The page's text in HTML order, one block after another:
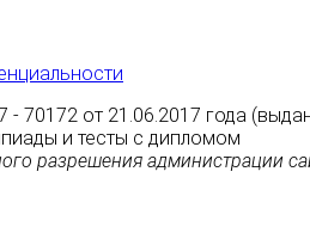
70172 от 21.06.2017 года
и тесты с дипломом
разрешения администрации